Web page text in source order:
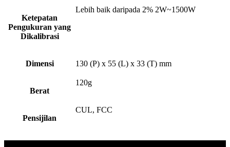
Ketepatan
Pengukuran yang
Dikalibrasi
Lebih baik daripada 2% 2W~1500W
Dimensi 130 (P) x 55 (L) x 33 (T) mm
Berat
120g
Pensijilan
CUL, FCC